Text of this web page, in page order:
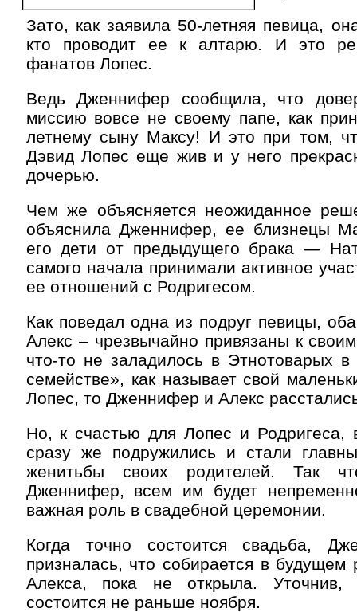
Зато, как заявила 50-летняя певица,
кто проводит ее к алтарю. И это
фанатов Лопес.
Ведь Дженнифер сообщила, что
миссию вовсе не своему папе, как
летнему сыну Максу! И это при том,
Дэвид Лопес еще жив и у него
дочерью.
Чем же объясняется неожиданное
объяснила Дженнифер, ее близнецы
его дети от предыдущего брака —
самого начала принимали активное
ее отношений с Родригесом.
Как поведал одна из подруг певицы,
Алекс – чрезвычайно привязаны к
что-то не заладилось в Этнотоварых
семействе», как называет свой
Лопес, то Дженнифер и Алекс
Но, к счастью для Лопес и Родригеса,
сразу же подружились и стали
женитьбы своих родителей. Так
Дженнифер, всем им будет
важная роль в свадебной церемонии.
Когда точно состоится свадьба,
призналась, что собирается в будущем
Алекса, пока не открыла. Уточнив,
состоится не раньше ноября.